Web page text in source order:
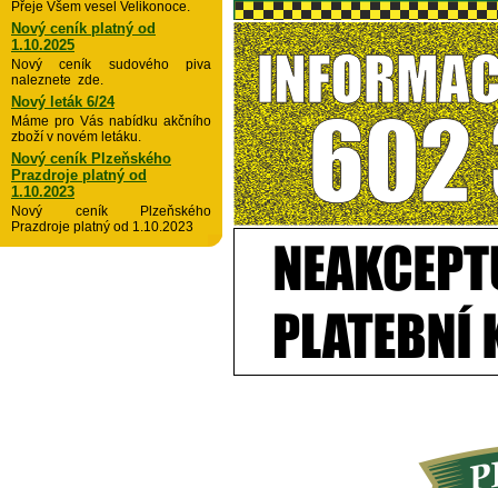
Přeje Všem vesel Velikonoce.
Nový ceník platný od
1.10.2025
Nový ceník sudového piva
naleznete zde.
Nový leták 6/24
Máme pro Vás nabídku akčního
zboží v novém letáku.
Nový ceník Plzeňského
Prazdroje platný od
1.10.2023
Nový ceník Plzeňského
Prazdroje platný od 1.10.2023